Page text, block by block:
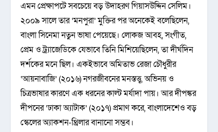
এমন প্রেক্ষাপটে সবচেয়ে বড় উদাহরণ গিয়াসউদ্দিন সেলিম।
২০০৯ সালে তার ‘মনপুরা’ মুক্তির পর অনেকেই বলেছিলেন,
বাংলা সিনেমা নতুন ভাষা পেয়েছে। লোকজ আবহ, সংগীত,
প্রেম ও ট্র্যাজেডিকে যেভাবে তিনি মিশিয়েছিলেন, তা দীর্ঘদিন
দর্শকের মনে ছিল। একইভাবে অমিতাভ রেজা চৌধুরীর
‘আয়নাবাজি’ (২০১৬) নগরজীবনের মনস্তত্ত্ব, অভিনয় ও
চিত্রভাষার কারণে এক ধরনের কাল্ট মর্যাদা পায়। আর দীপঙ্কর
দীপনের ‘ঢাকা অ্যাটাক’ (২০১৭) প্রমাণ করে, বাংলাদেশেও বড়
স্কেলের অ্যাকশন-থ্রিলার বানানো সম্ভব।